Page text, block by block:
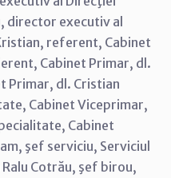
director executiv al
referent, Cabinet
Cabinet Primar, dl.
Primar, dl. Cristian
Cabinet Viceprimar,
Cabinet
şef serviciu, Serviciul
Cotrău, şef birou,